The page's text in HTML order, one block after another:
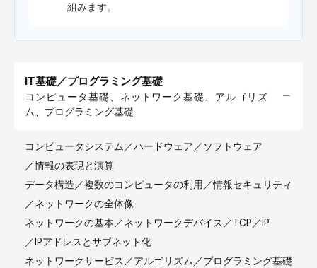
組みます。
IT基礎／プログラミング基礎
コンピュータ基礎、ネットワーク基礎、アルゴリズ
ム、プログラミング基礎
コンピュータシステム ハードウェア
ソフトウェア
情報の表現と演算
データ構造
複数のコンピュータの利用
情報セキュリティ
ネットワークの全体像
ネットワークの基本
ネットワークデバイス
TCP／IP
IPアドレスとサブネット化
ネットワークサービス
アルゴリズム
プログラミング基礎